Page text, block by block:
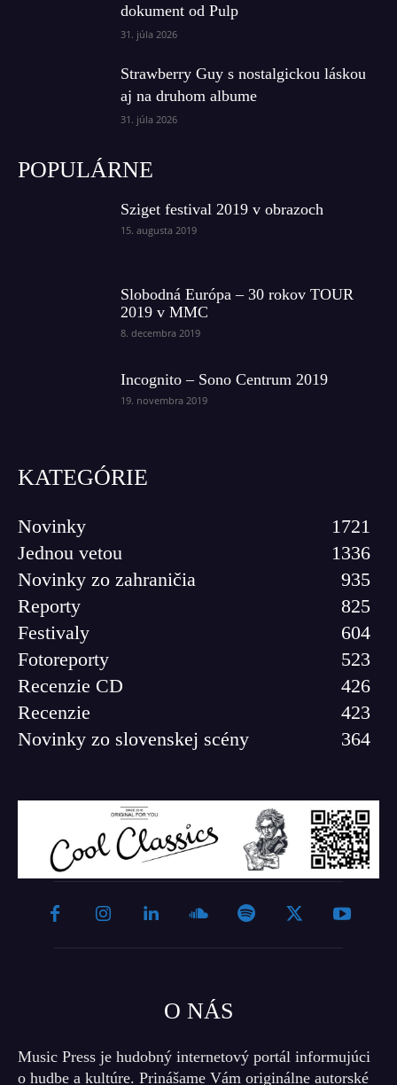
dokument od Pulp
31. júla 2026
Strawberry Guy s nostalgickou láskou
aj na druhom albume
31. júla 2026
POPULÁRNE
Sziget festival 2019 v obrazoch
15. augusta 2019
Slobodná Európa – 30 rokov TOUR
2019 v MMC
8. decembra 2019
Incognito – Sono Centrum 2019
19. novembra 2019
KATEGÓRIE
Novinky
1721
Jednou vetou
1336
Novinky zo zahraničia
935
Reporty
825
Festivaly
604
Fotoreporty
523
Recenzie CD
426
Recenzie
423
Novinky zo slovenskej scény
364
O NÁS
Music Press je hudobný internetový portál informujúci
o hudbe a kultúre. Prinášame Vám originálne autorské